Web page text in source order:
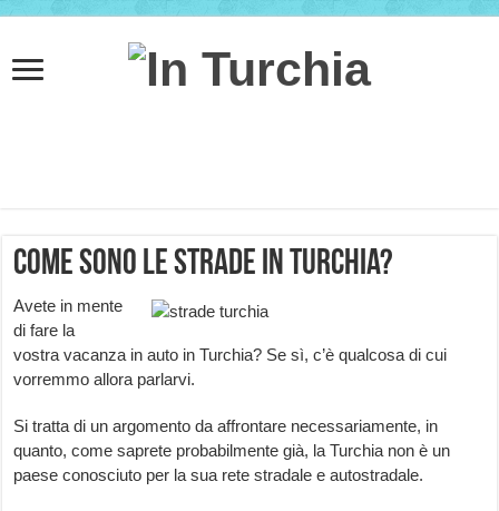
Come sono le strade in Turchia?
Avete in mente
di fare la
vostra vacanza in auto in Turchia? Se sì, c’è qualcosa di cui
vorremmo allora parlarvi.
Si tratta di un argomento da affrontare necessariamente, in
quanto, come saprete probabilmente già, la Turchia non è un
paese conosciuto per la sua rete stradale e autostradale.